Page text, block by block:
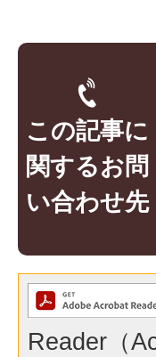
この記事に
関するお問
い合わせ先
Reader（